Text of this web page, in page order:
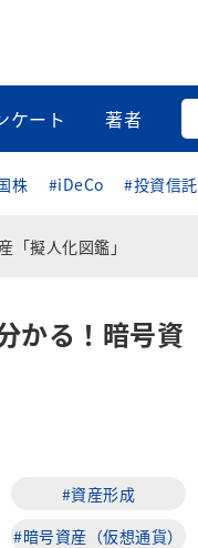
ケート 著者
株 #iDeCo #投資信託
「擬人化図鑑」
かる！暗号資
#資産形成
#暗号資産（仮想通貨）